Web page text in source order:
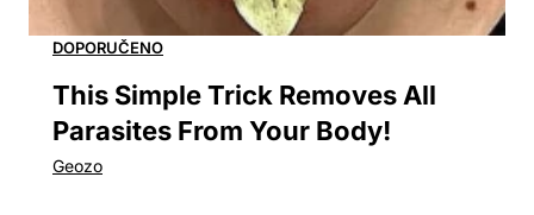
This Simple Trick Removes All
Parasites From Your Body!